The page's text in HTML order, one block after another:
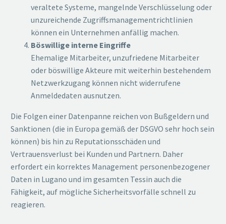
veraltete Systeme, mangelnde Verschlüsselung oder
unzureichende Zugriffsmanagementrichtlinien
können ein Unternehmen anfällig machen.
Böswillige interne Eingriffe
Ehemalige Mitarbeiter, unzufriedene Mitarbeiter
oder böswillige Akteure mit weiterhin bestehendem
Netzwerkzugang können nicht widerrufene
Anmeldedaten ausnutzen.
Die Folgen einer Datenpanne reichen von Bußgeldern und
Sanktionen (die in Europa gemäß der DSGVO sehr hoch sein
können) bis hin zu Reputationsschäden und
Vertrauensverlust bei Kunden und Partnern. Daher
erfordert ein korrektes Management personenbezogener
Daten in Lugano und im gesamten Tessin auch die
Fähigkeit, auf mögliche Sicherheitsvorfälle schnell zu
reagieren.